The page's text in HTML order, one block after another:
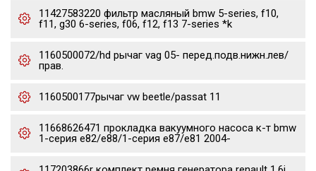
11427583220 фильтр масляный bmw 5-series, f10,
f11, g30 6-series, f06, f12, f13 7-series *k
1160500072/hd рычаг vag 05- перед.подв.нижн.лев/
прав.
1160500177рычаг vw beetle/passat 11
11668626471 прокладка вакуумного насоса к-т bmw
1-серия e82/e88/1-серия e87/e81 2004-